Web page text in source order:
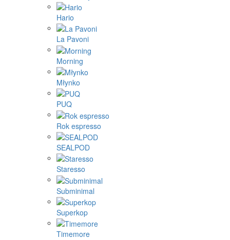
Hario
La Pavoni
Morning
Młynko
PUQ
Rok espresso
SEALPOD
Staresso
Subminimal
Superkop
Timemore